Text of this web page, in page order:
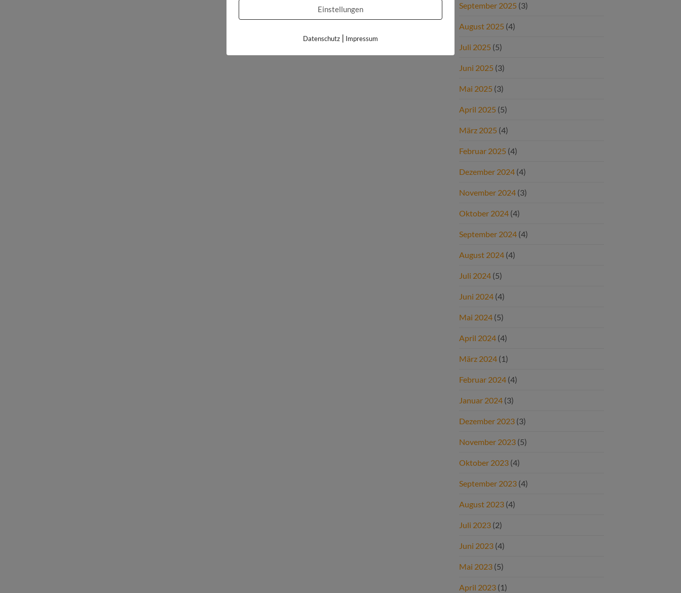
September 2025 (3)
August 2025 (4)
Juli 2025 (5)
Juni 2025 (3)
Mai 2025 (3)
April 2025 (5)
März 2025 (4)
Februar 2025 (4)
Dezember 2024 (4)
November 2024 (3)
Oktober 2024 (4)
September 2024 (4)
August 2024 (4)
Juli 2024 (5)
Juni 2024 (4)
Mai 2024 (5)
April 2024 (4)
März 2024 (1)
Februar 2024 (4)
Januar 2024 (3)
Dezember 2023 (3)
November 2023 (5)
Oktober 2023 (4)
September 2023 (4)
August 2023 (4)
Juli 2023 (2)
Juni 2023 (4)
Mai 2023 (5)
April 2023 (1)
Einstellungen
Datenschutz | Impressum